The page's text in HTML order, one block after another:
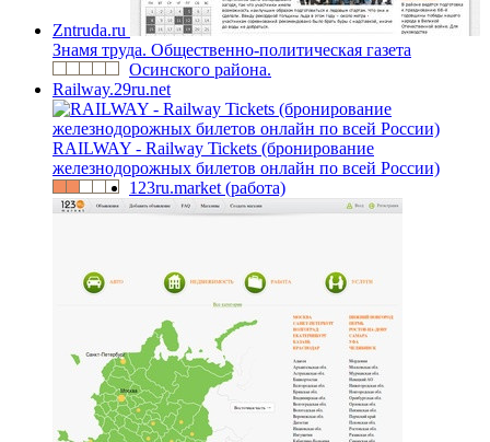
Zntruda.ru
Знамя труда. Общественно-политическая газета
Осинского района.
Railway.29ru.net
RAILWAY - Railway Tickets (бронирование
железнодорожных билетов онлайн по всей России)
123ru.market (работа)